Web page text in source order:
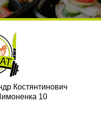
Костянтинович
10